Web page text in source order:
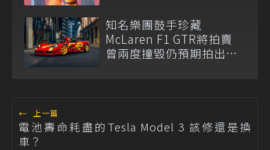
知名樂團鼓手珍藏
McLaren F1 GTR將拍賣
曾兩度撞毀仍預期拍出天
← 上一篇
電池壽命耗盡的Tesla Model 3 該修還是換
車？